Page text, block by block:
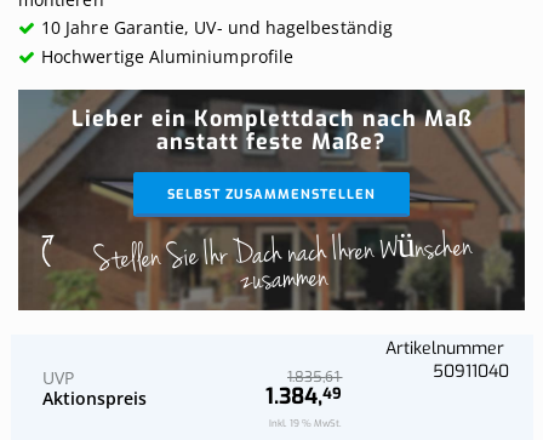
10 Jahre Garantie, UV- und hagelbeständig
Hochwertige Aluminiumprofile
Lieber ein Komplettdach nach Maß
anstatt feste Maße?
SELBST ZUSAMMENSTELLEN
Stellen Sie Ihr Dach nach Ihren Wünschen
zusammen
Aktionspreis 1.384,49
UVP 1.835,61
Inkl. 19 % MwSt.
Artikelnummer
50911040